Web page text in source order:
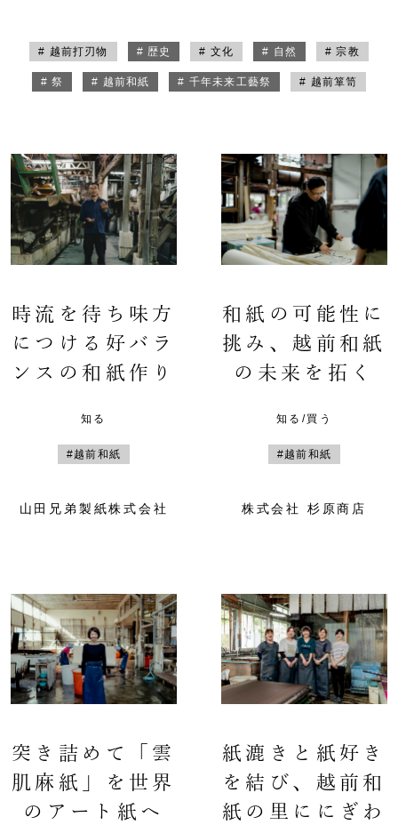
# 越前打刃物 # 歴史 # 文化 # 自然 # 宗教
# 祭 # 越前和紙 # 千年未来工藝祭 # 越前箪笥
時流を待ち味方
につける好バラ
ンスの和紙作り
知る
#越前和紙
山田兄弟製紙株式会社
和紙の可能性に
挑み、越前和紙
の未来を拓く
知る/買う
#越前和紙
株式会社 杉原商店
突き詰めて「雲
肌麻紙」を世界
のアート紙へ
紙漉きと紙好き
を結び、越前和
紙の里ににぎわ